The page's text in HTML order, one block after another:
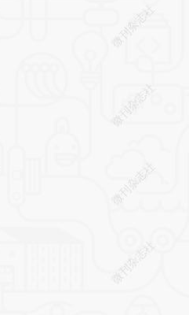
微刊杂志社
微刊杂志社
微刊杂志社
微刊杂志社